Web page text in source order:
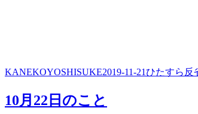
投
者
KANEKOYOSHISUKE投
日:
2019-11-21カ
ひたすら反
10月22日のこと